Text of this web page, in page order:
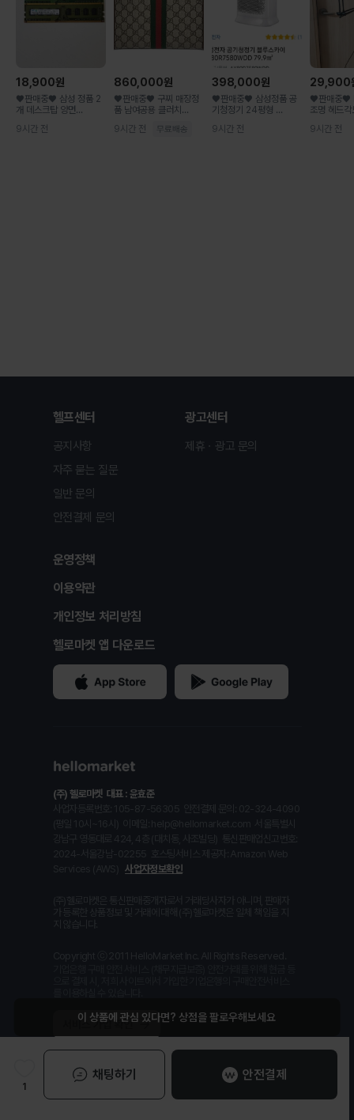
1
채팅하기 안전결제
18,900원
♥판매중♥ 삼성 정품 2
개 데스크탑 양면...
9시간 전
860,000원
♥판매중♥ 구찌 매장정
품 남여공용 클러치...
9시간 전
398,000원
♥판매중♥ 삼성정품 공
기청정기 24평형 ...
9시간 전
29,900
♥판매중♥
조명 헤드
9시간 전
헬프센터
공지사항
자주 묻는 질문
일반 문의
안전결제 문의
광고센터
제휴ㆍ광고 문의
운영정책
이용약관
개인정보 처리방침
헬로마켓 앱 다운로드
(주) 헬로마켓 대표 : 윤효준
사업자정보확인